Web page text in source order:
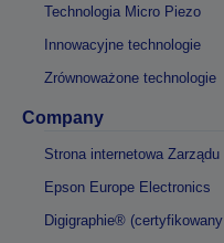
Technologia Micro Piezo
Innowacyjne technologie
Zrównoważone technologie
Company
Strona internetowa Zarządu
Epson Europe Electronics
Digigraphie®